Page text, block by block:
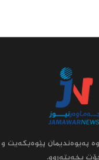
په‌یوه‌ندیمان پێوه‌بکه‌یت و
بخه‌یته‌روو.